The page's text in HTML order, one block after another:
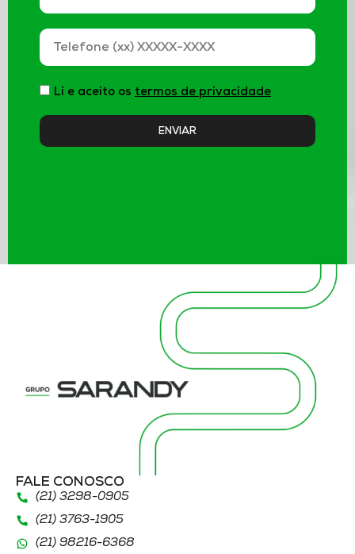
Li e aceito os termos de privacidade
ENVIAR
FALE CONOSCO
(21) 3298-0905
(21) 3763-1905
(21) 98216-6368